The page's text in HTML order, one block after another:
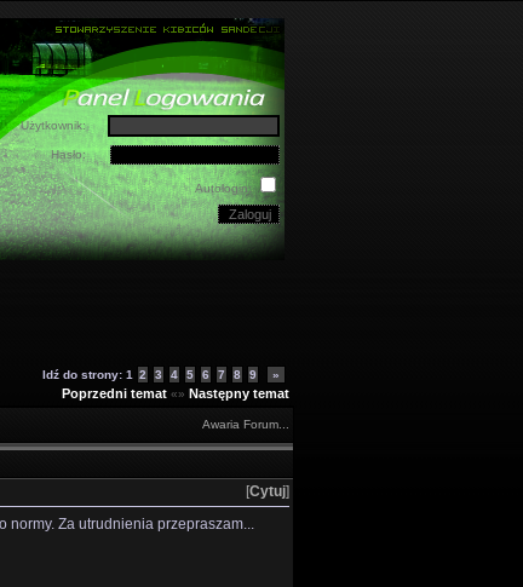
Użytkownik:
Hasło:
Autologin:
Idź do strony: 1 2 3 4 5 6 7 8 9 »
Poprzedni temat «» Następny temat
Awaria Forum...
[Cytuj]
normy. Za utrudnienia przepraszam...